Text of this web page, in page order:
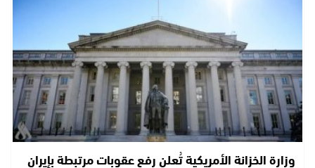
وزارة الخزانة الأمريكية تُعلن رفع عقوبات مرتبطة بإيران